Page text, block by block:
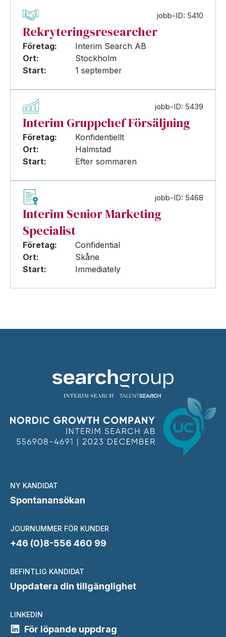
jobb-ID: 5410
Rekryteringsresearcher
Företag:
Interim Search AB
Ort:
Stockholm
Start:
1 september
jobb-ID: 5439
Interim Gruppchef Försäljning
Företag:
Konfidentiellt
Ort:
Halmstad
Start:
Efter sommaren
jobb-ID: 5468
Interim Senior Marketing
Specialist
Företag:
Confidential
Ort:
Skåne
Start:
Immediately
NY KANDIDAT
Spontanansökan
JOURNUMMER FÖR KUNDER
+46 (0)8-556 460 99
BEFINTLIG KANDIDAT
Uppdatera din tillgänglighet
LINKEDIN
För löpande uppdrag